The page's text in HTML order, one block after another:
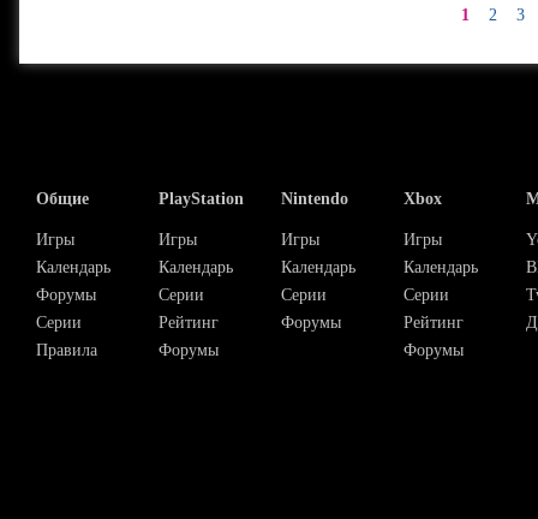
1 2 3
Общие
Игры
Календарь
Форумы
Серии
Правила
PlayStation
Игры
Календарь
Серии
Рейтинг
Форумы
Nintendo
Игры
Календарь
Серии
Форумы
Xbox
Игры
Календарь
Серии
Рейтинг
Форумы